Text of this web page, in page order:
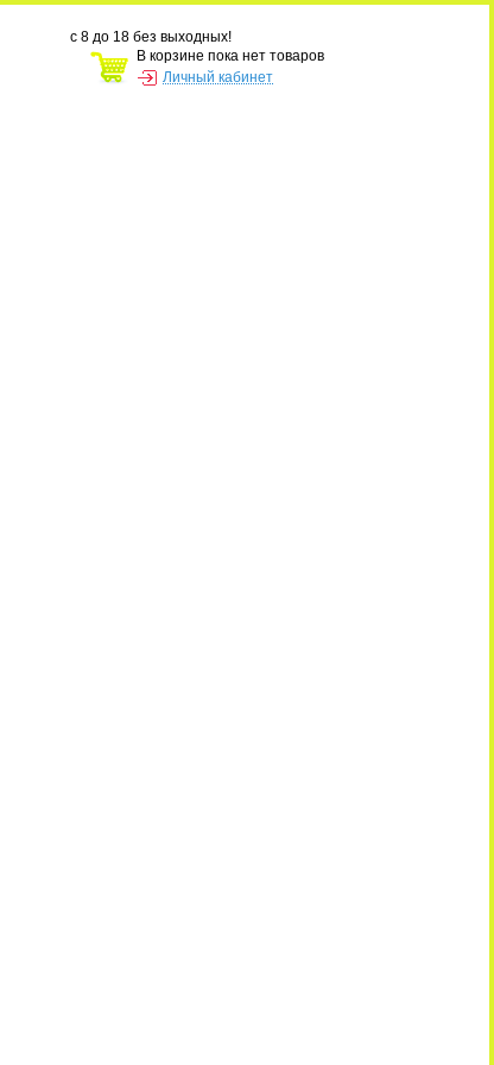
с 8 до 18 без выходных!
В корзине пока нет товаров
Личный кабинет